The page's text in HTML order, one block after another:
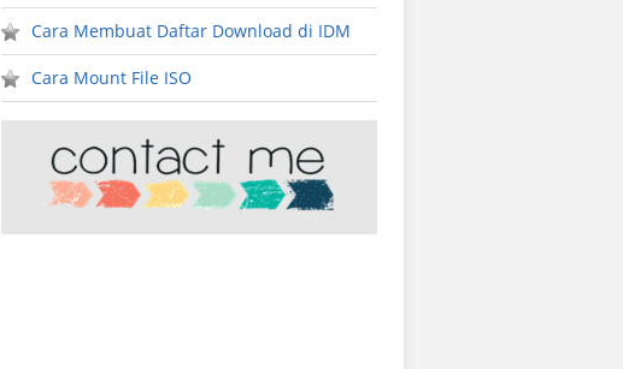
Cara Membuat Daftar Download di IDM
Cara Mount File ISO